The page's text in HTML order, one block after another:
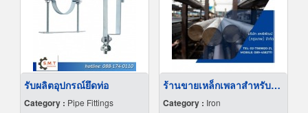
รับผลิตอุปกรณ์ยึดท่อ
Category : Pipe Fittings
ร้านขายเหล็กเพลาสำหรับงานกลึง
Category : Iron